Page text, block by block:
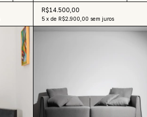
R$14.500,00
5 x de R$2.900,00 sem juros